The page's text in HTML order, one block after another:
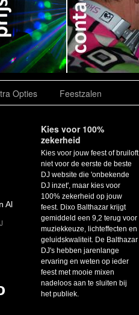
Opties Feestzalen
Kies voor 100%
zekerheid
Kies voor jouw feest of bruiloft
niet voor de eerste de beste
DJ website die 'onbekende
DJ inzet', maar kies voor
100% zekerheid op jouw
feest. Dixo Balthazar krijgt
gemiddeld een 9,2 terug voor
muziekkeuze, lichteffecten en
geluidskwaliteit. De Balthazar
DJ's hebben jarenlange
ervaring en weten op ieder
feest met mooie mixen
nadeloos aan te sluiten bij
het publiek.
Al